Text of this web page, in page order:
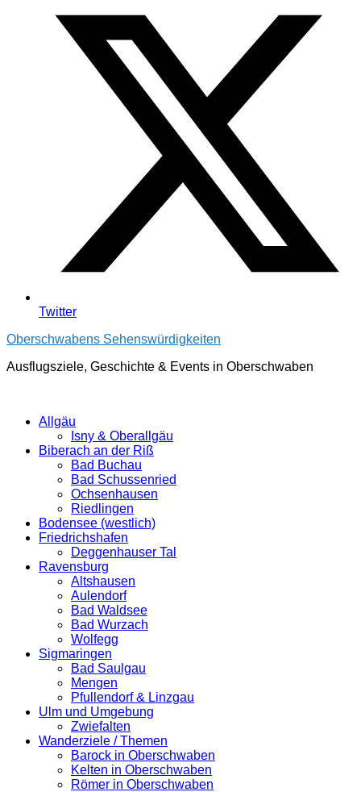
Twitter
Oberschwabens Sehenswürdigkeiten
Ausflugsziele, Geschichte & Events in Oberschwaben
Allgäu
Isny & Oberallgäu
Biberach an der Riß
Bad Buchau
Bad Schussenried
Ochsenhausen
Riedlingen
Bodensee (westlich)
Friedrichshafen
Deggenhauser Tal
Ravensburg
Altshausen
Aulendorf
Bad Waldsee
Bad Wurzach
Wolfegg
Sigmaringen
Bad Saulgau
Mengen
Pfullendorf & Linzgau
Ulm und Umgebung
Zwiefalten
Wanderziele / Themen
Barock in Oberschwaben
Kelten in Oberschwaben
Römer in Oberschwaben